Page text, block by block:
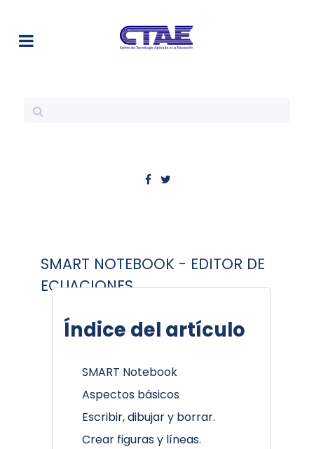
SMART NOTEBOOK - EDITOR DE
ECUACIONES.
Índice del artículo
SMART Notebook
Aspectos básicos
Escribir, dibujar y borrar.
Crear figuras y líneas.